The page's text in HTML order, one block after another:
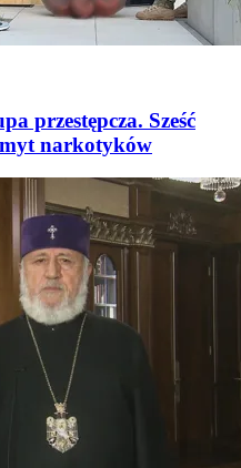
przestępcza. Sześć
narkotyków